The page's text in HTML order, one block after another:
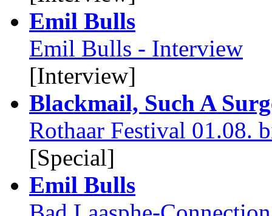
Emil Bulls
Emil Bulls - Interview
[Interview]
Blackmail, Such A
Rothaar Festival 01.08.
[Special]
Emil Bulls